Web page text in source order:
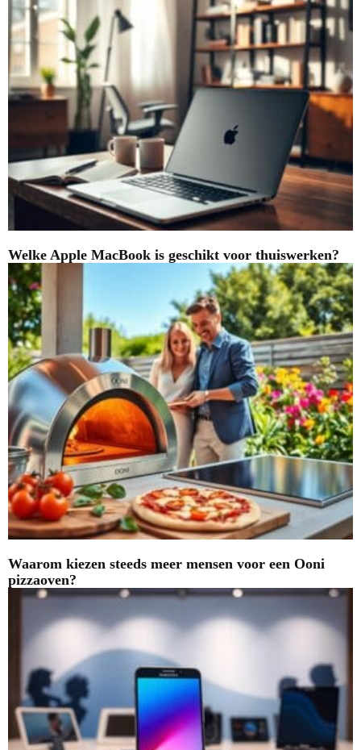
Welke Apple MacBook is geschikt voor thuiswerken?
Waarom kiezen steeds meer mensen voor een Ooni
pizzaoven?